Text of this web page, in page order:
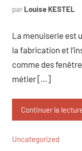
par Louise KESTEL
La menuiserie est
la fabrication et
comme des
métier […]
Continuer la
Uncategorized